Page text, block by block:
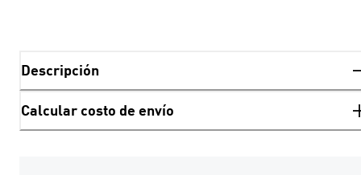
Descripción
Calcular costo de envío